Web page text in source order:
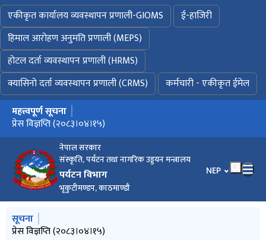
एकीकृत कार्यालय व्यवस्थापन प्रणाली-GIOMS
ई-हाजिरी
हिमाल आरोहण अनुमति प्रणाली (MEPS)
होटल दर्ता व्यवस्थापन प्रणाली (HRMS)
क्यासिनो दर्ता व्यवस्थापन प्रणाली (CRMS)
कर्मचारी - एकीकृत ईमेल
नेपाल सरकार
संस्कृति, पर्यटन तथा नागरिक उड्डयन मन्त्रालय
पर्यटन विभाग
भृकुटीमण्डप, काठमाण्डौ
भाषा चयन गर्नुहोस्
NEP
मुख्य नेभिगेसनमा जानुहोस्
महत्त्वपूर्ण सूचना
MOUNTAINEERING IN NEPAL FACTS AND FIGURES 2026
प्रेस विज्ञप्ति (२०८३।०४।१५)
विवरण भर्ने बारे अत्यन्त जरुरी सूचना ! (प्रकाशन मिति : २०८३।०३।०२)
मुख्य नेभिगेसनमा जानुहोस्
सूचना
MOUNTAINEERING IN NEPAL FACTS AND FIGURES 2026
प्रेस विज्ञप्ति (२०८३।०४।१५)
ईजाजत नलिई साहसिक तथा मनोरञ्जनात्मक खेल सञ्चालन नगर्ने सम्बन्धी
विवरण भर्ने बारे अत्यन्त जरुरी सूचना ! (प्रकाशन मिति : २०८३।०३।०२)
साहसिक तथा मनोरञ्जनात्मक खेल सञ्चालन गर्ने प्रयोजनार्थ पेश गर्नुपर्ने